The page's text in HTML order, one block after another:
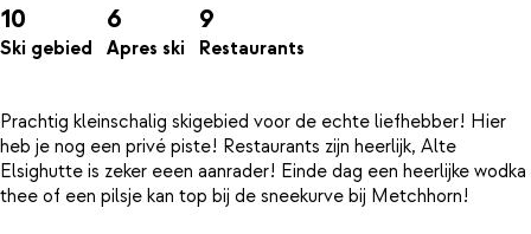
10
Ski gebied
6
Apres ski
9
Restaurants
Prachtig kleinschalig skigebied voor de echte liefhebber! Hier
heb je nog een privé piste! Restaurants zijn heerlijk, Alte
Elsighutte is zeker eeen aanrader! Einde dag een heerlijke wodka